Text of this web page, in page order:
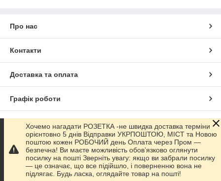
Про нас
Контакти
Доставка та оплата
Графік роботи
Повна версія сайту
Сайт створено на маркетплейсіProm.ua
Політика конфіденційності
Хочемо нагадати РОЗЕТКА -не швидка доставка терміни
орієнтовно 5 днів Відправки УКРПОШТОЮ, МІСТ та Новою
поштою кожен РОБОЧИЙ день Оплата через Пром —
безпечна! Ви маєте можливість обов’язково оглянути
посилку на пошті Зверніть увагу: якщо ви забрали посилку
— це означає, що все підійшло, і поверненню вона не
підлягає. Будь ласка, оглядайте товар на пошті!